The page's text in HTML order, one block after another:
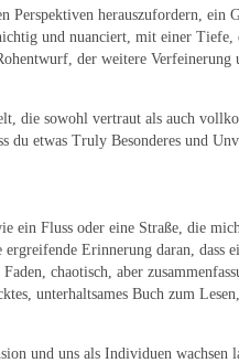
herauszufordern, ein
und nuanciert, mit einer Tiefe,
der weitere Verfeinerung
die sowohl vertraut als auch
etwas Truly Besonderes und
ein Fluss oder eine Straße, die
Erinnerung daran, dass
chaotisch, aber
unterhaltsames Buch zum
und uns als Individuen wachsen